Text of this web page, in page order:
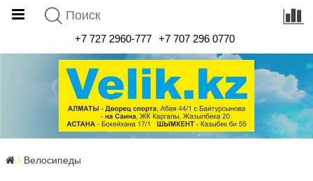
+7 727 2960-777 +7 707 296 0770
Велосипеды